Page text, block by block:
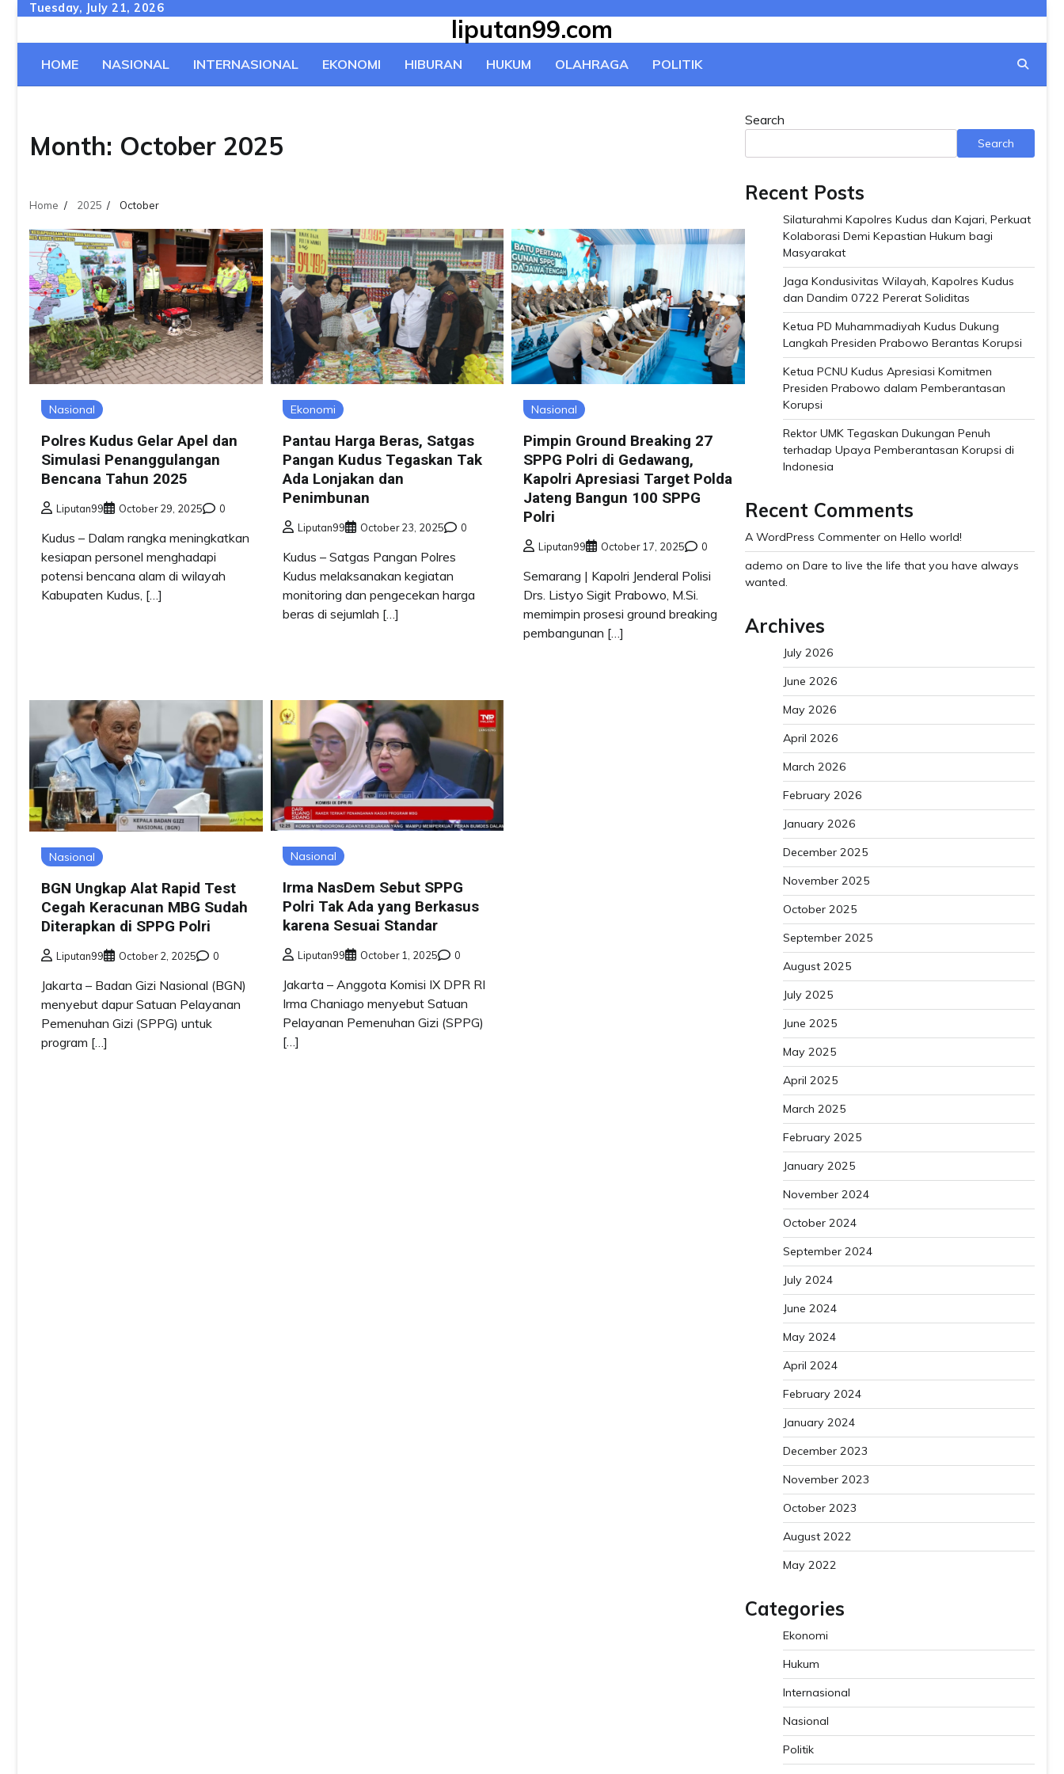
Skip
content
Tuesday, July 21, 2026
liputan99.com
HOME NASIONAL INTERNASIONAL EKONOMI HIBURAN HUKUM OLAHRAGA POLITIK
Month: October 2025
Home 2025 October
Nasional
Polres Kudus Gelar Apel dan
Simulasi Penanggulangan
Bencana Tahun 2025
Liputan99 October 29, 2025 0
Kudus – Dalam rangka meningkatkan
kesiapan personel menghadapi
potensi bencana alam di wilayah
Kabupaten Kudus, […]
Ekonomi
Pantau Harga Beras, Satgas
Pangan Kudus Tegaskan Tak
Ada Lonjakan dan
Penimbunan
Liputan99 October 23, 2025 0
Kudus – Satgas Pangan Polres
Kudus melaksanakan kegiatan
monitoring dan pengecekan harga
beras di sejumlah […]
Nasional
Pimpin Ground Breaking 27
SPPG Polri di Gedawang,
Kapolri Apresiasi Target Polda
Jateng Bangun 100 SPPG
Polri
Liputan99 October 17, 2025 0
Semarang | Kapolri Jenderal Polisi
Drs. Listyo Sigit Prabowo, M.Si.
memimpin prosesi ground breaking
pembangunan […]
Nasional
BGN Ungkap Alat Rapid Test
Cegah Keracunan MBG Sudah
Diterapkan di SPPG Polri
Liputan99 October 2, 2025 0
Jakarta – Badan Gizi Nasional (BGN)
menyebut dapur Satuan Pelayanan
Pemenuhan Gizi (SPPG) untuk
program […]
Nasional
Irma NasDem Sebut SPPG
Polri Tak Ada yang Berkasus
karena Sesuai Standar
Liputan99 October 1, 2025 0
Jakarta – Anggota Komisi IX DPR RI
Irma Chaniago menyebut Satuan
Pelayanan Pemenuhan Gizi (SPPG)
[…]
Search
Search
Recent Posts
Silaturahmi Kapolres Kudus dan Kajari, Perkuat
Kolaborasi Demi Kepastian Hukum bagi
Masyarakat
Jaga Kondusivitas Wilayah, Kapolres Kudus
dan Dandim 0722 Pererat Soliditas
Ketua PD Muhammadiyah Kudus Dukung
Langkah Presiden Prabowo Berantas Korupsi
Ketua PCNU Kudus Apresiasi Komitmen
Presiden Prabowo dalam Pemberantasan
Korupsi
Rektor UMK Tegaskan Dukungan Penuh
terhadap Upaya Pemberantasan Korupsi di
Indonesia
Recent Comments
A WordPress Commenter on Hello world!
ademo on Dare to live the life that you have always
wanted.
Archives
July 2026
June 2026
May 2026
April 2026
March 2026
February 2026
January 2026
December 2025
November 2025
October 2025
September 2025
August 2025
July 2025
June 2025
May 2025
April 2025
March 2025
February 2025
January 2025
November 2024
October 2024
September 2024
July 2024
June 2024
May 2024
April 2024
February 2024
January 2024
December 2023
November 2023
October 2023
August 2022
May 2022
Categories
Ekonomi
Hukum
Internasional
Nasional
Politik